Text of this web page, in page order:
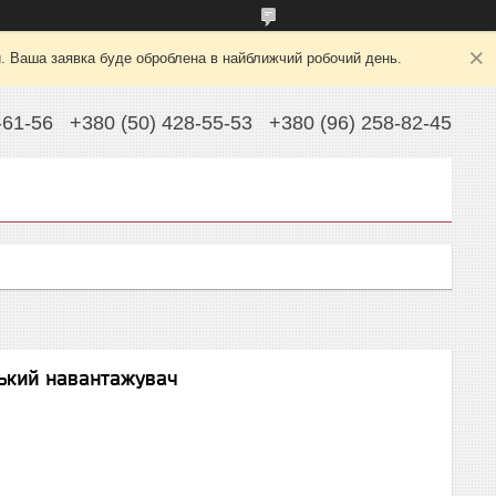
Ваша заявка буде оброблена в найближчий робочий день.
56 +380 (50) 428-55-53 +380 (96) 258-82-45
навантажувач